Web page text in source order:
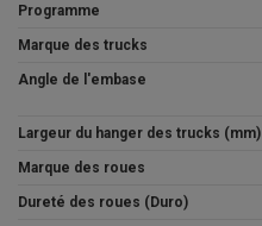
Programme
Marque des trucks
Angle de l'embase
Largeur du hanger des trucks (mm)
Marque des roues
Dureté des roues (Duro)